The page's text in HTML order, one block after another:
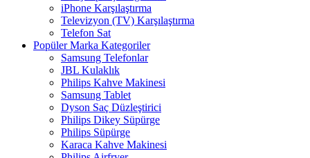
iPhone Karşılaştırma
Televizyon (TV) Karşılaştırma
Telefon Sat
Popüler Marka Kategoriler
Samsung Telefonlar
JBL Kulaklık
Philips Kahve Makinesi
Samsung Tablet
Dyson Saç Düzleştirici
Philips Dikey Süpürge
Philips Süpürge
Karaca Kahve Makinesi